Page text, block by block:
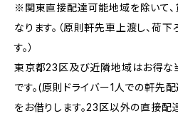
※関東直接配達可能地域を除いて
なります。（原則軒先車上渡し、荷
す。）
東京都23区及び近隣地域はお得な
です。(原則ドライバー1人での軒先
をお借りします。23区以外の直接配